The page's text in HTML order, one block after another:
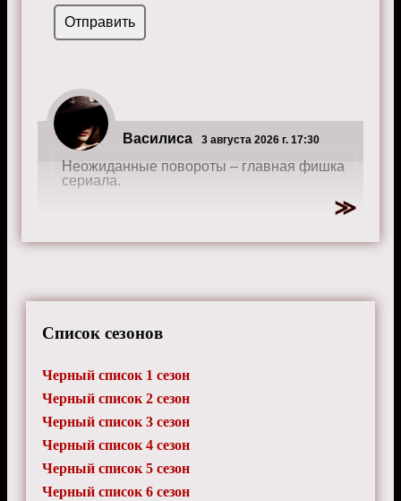
Василиса 3 августа 2026 г. 17:30
Неожиданные повороты – главная фишка
сериала.
Некоторые серии кажутся затянутыми.
Список сезонов
Черный список 1 сезон
Черный список 2 сезон
Черный список 3 сезон
Черный список 4 сезон
Черный список 5 сезон
Черный список 6 сезон